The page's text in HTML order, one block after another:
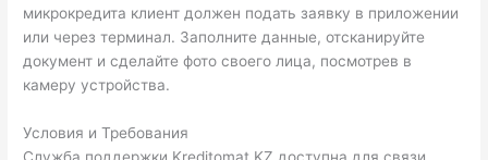
микрокредита клиент должен подать заявку в приложении
или через терминал. Заполните данные, отсканируйте
документ и сделайте фото своего лица, посмотрев в
камеру устройства.
Условия и Требования